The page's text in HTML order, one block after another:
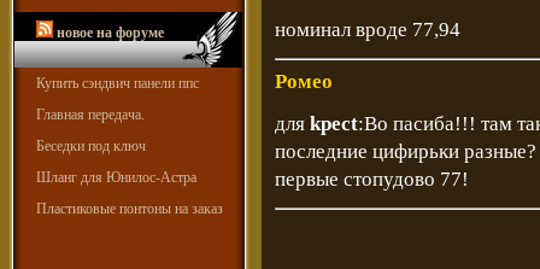
новое на форуме
Купить сэндвич панели ппс
Главная передача.
Беседки под ключ
Шланг для Юнилос-Астра
Пластиковые понтоны на заказ
номинал вроде 77,94
Ромео
для kpect:Во пасиба!!! там
последние цифирьки
первые стопудово 77!